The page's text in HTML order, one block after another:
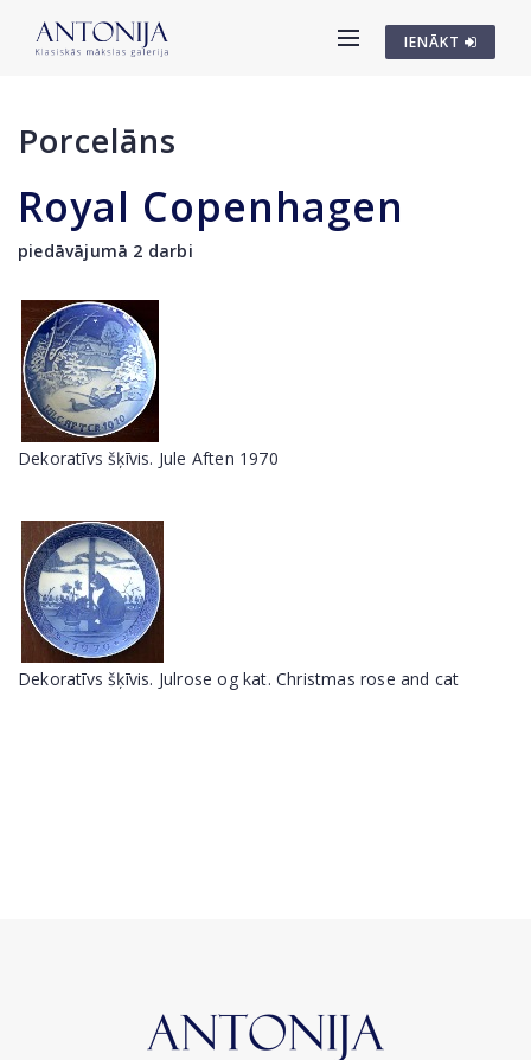
IENĀKT
Porcelāns
Royal Copenhagen
piedāvājumā 2 darbi
Dekoratīvs šķīvis. Jule Aften 1970
Dekoratīvs šķīvis. Julrose og kat. Christmas rose and cat